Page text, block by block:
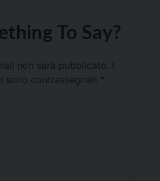
To Say?
non sarà pubblicato.
contrassegnati *